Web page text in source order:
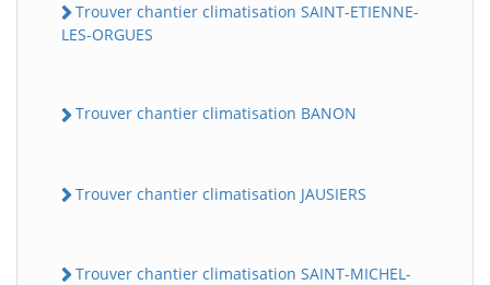
Trouver chantier climatisation SAINT-ETIENNE-
LES-ORGUES
Trouver chantier climatisation BANON
Trouver chantier climatisation JAUSIERS
Trouver chantier climatisation SAINT-MICHEL-